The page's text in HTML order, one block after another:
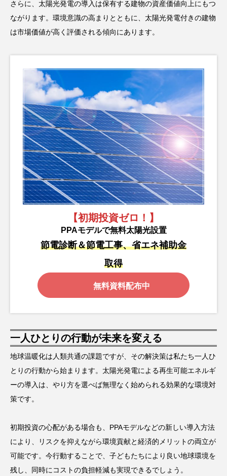
さらに、太陽光発電の導入は保有する建物の資産価値向上にもつ
ながります。環境意識の高まりとともに、太陽光発電付きの建物
は市場価値が高く評価される傾向にあります。
【初期投資ゼロ！】
PPAモデルで無料太陽光設置
節電診断＆節電工事、省エネ補助金
取得
無料資料配布中
一人ひとりの行動が未来を変える
地球温暖化は人類共通の課題ですが、その解決策は私たち一人ひ
とりの行動から始まります。太陽光発電による再生可能エネルギ
ーの導入は、やり方を選べば無理なく始められる効果的な環境対
策です。
初期投資の心配がある場合も、PPAモデルなどの新しい導入方法
により、リスクを抑えながら環境貢献と経済的メリットの両立が
可能です。今行動することで、子どもたちにより良い地球環境を
残し、同時にコストの負担軽減も実現できるでしょう。